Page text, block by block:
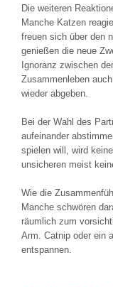
Die weiteren
Manche Katzen
freuen sich über den
genießen die neue
Ignoranz zwischen
Zusammenleben
wieder abgeben.
Bei der Wahl des
aufeinander
spielen will, wird
unsicheren meist
Wie die
Manche schwören
räumlich zum
Arm. Catnip oder ein
entspannen.